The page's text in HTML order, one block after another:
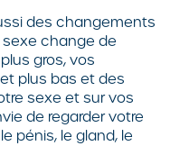
des changements
sexe change de
gros, vos
plus bas et des
sexe et sur vos
de regarder votre
pénis, le gland, le